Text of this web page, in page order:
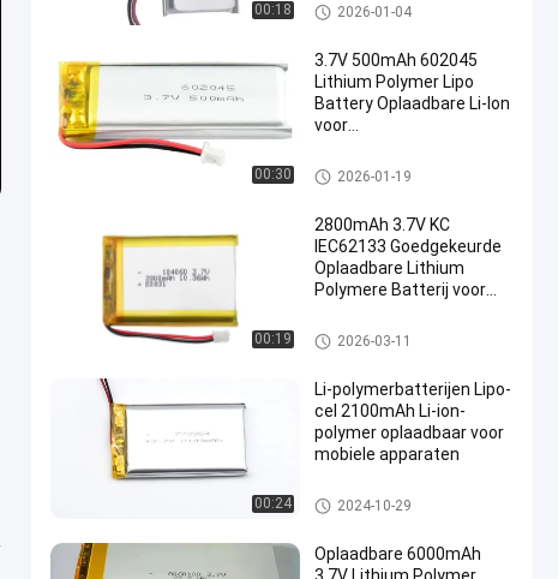
00:18
De Batterijpak van het lithiump
olymeer
2026-01-04
00:30
3.7V 500mAh 602045
Lithium Polymer Lipo
Battery Oplaadbare Li-Ion
voor
De Batterijpak van het lithiump
olymeer
2026-01-19
00:19
2800mAh 3.7V KC
IEC62133 Goedgekeurde
Oplaadbare Lithium
Polymere Batterij voor
De Batterijpak van het lithiump
olymeer
2026-03-11
00:24
Li-polymerbatterijen Lipo-
cel 2100mAh Li-ion-
polymer oplaadbaar voor
mobiele apparaten
De Batterijpak van het lithiump
olymeer
2024-10-29
Oplaadbare 6000mAh